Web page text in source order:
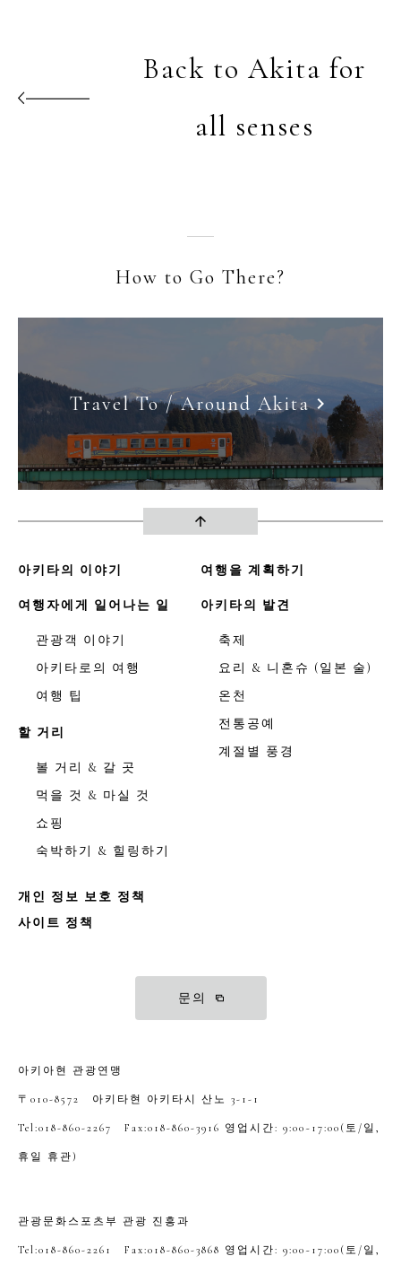
Back to Akita for
all senses
How to Go There?
Travel To / Around Akitakeyboard_arrow_right
arrow_upward
아키타의 이야기 여행을 계획하기
여행자에게 일어나는 일
관광객 이야기
아키타로의 여행
여행 팁
아키타의 발견
축제
요리 & 니혼슈 (일본 술)
온천
전통공예
계절별 풍경
할 거리
볼 거리 & 갈 곳
먹을 것 & 마실 것
쇼핑
숙박하기 & 힐링하기
개인 정보 보호 정책
사이트 정책
문의
아키아현 관광연맹
〒010-8572 아키타현 아키타시 산노 3-1-1
Tel:018-860-2267 Fax:018-860-3916 영업시간: 9:00~17:00(토/일,
휴일 휴관)
관광문화스포츠부 관광 진흥과
Tel:018-860-2261 Fax:018-860-3868 영업시간: 9:00~17:00(토/일,